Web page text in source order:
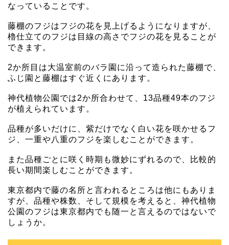
なっていることです。
藤棚のフジはフジの花を見上げるようになりますが、
櫓仕立てのフジは目線の高さでフジの花を見ることが
できます。
2か所目は大温室前のバラ園に沿って造られた藤棚で、
ふじ園と藤棚はすぐ近くにあります。
神代植物公園では2か所合わせて、13品種49本のフジ
が植えられています。
品種が多いだけに、紫だけでなく白い花を咲かせるフ
ジ、一重や八重のフジを楽しむことができます。
また品種ごとに咲く時期も微妙にずれるので、比較的
長い期間楽しむことができます。
東京都内で藤の名所と言われるところは他にもありま
すが、品種や株数、そして規模を考えると、神代植物
公園のフジは東京都内でも随一と言えるのではないで
しょうか。